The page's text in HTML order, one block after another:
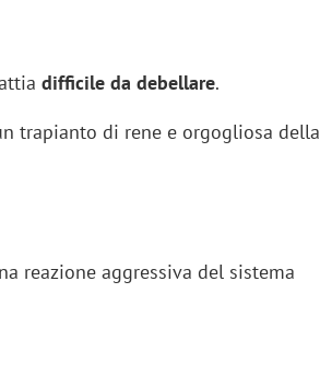
difficile da debellare.
trapianto di rene e orgogliosa della
reazione aggressiva del sistema